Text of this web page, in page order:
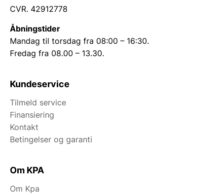
CVR. 42912778
Åbningstider
Mandag til torsdag fra 08:00 – 16:30.
Fredag fra 08.00 – 13.30.
Kundeservice
Tilmeld service
Finansiering
Kontakt
Betingelser og garanti
Om KPA
Om Kpa